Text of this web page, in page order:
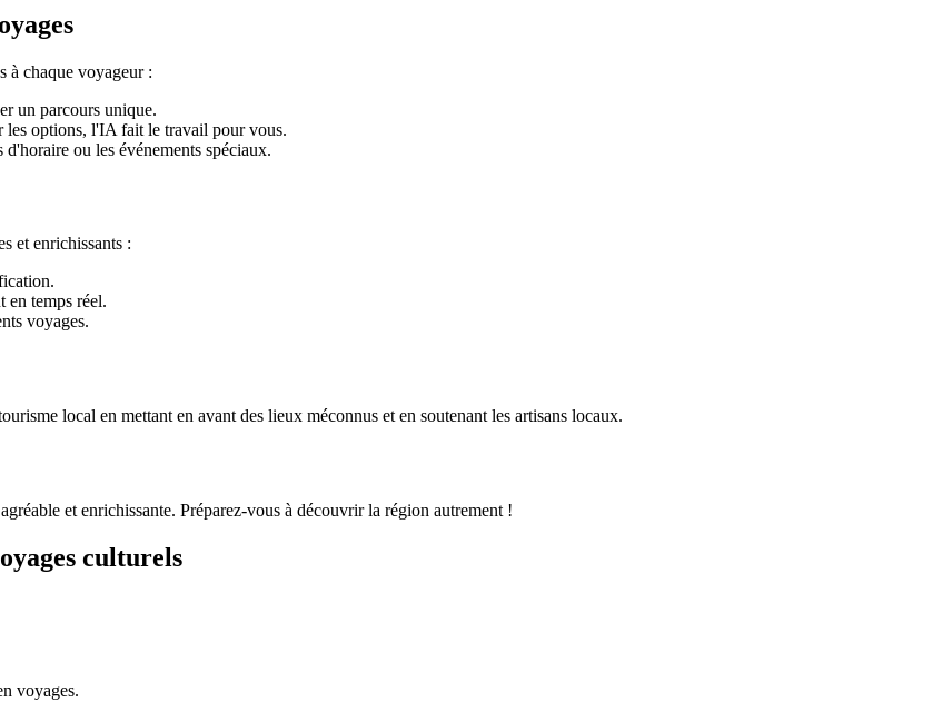
à chaque voyageur :
un parcours unique.
les options, l'IA fait le travail pour vous.
ou les événements spéciaux.
et enrichissants :
en temps réel.
voyages.
local en mettant en avant des lieux méconnus et en soutenant les artisans locaux.
et enrichissante. Préparez-vous à découvrir la région autrement !
culturels
voyages.